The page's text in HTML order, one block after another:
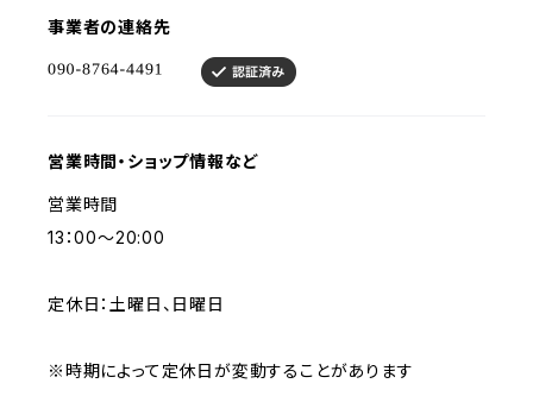
事業者の連絡先
営業時間・ショップ情報など
営業時間
13：00〜20:00
定休日：土曜日、日曜日
※時期によって定休日が変動することがあります